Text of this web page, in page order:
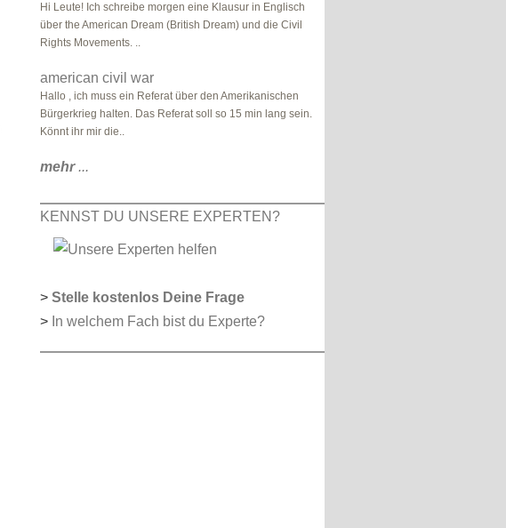
Hi Leute! Ich schreibe morgen eine Klausur in Englisch
über the American Dream (British Dream) und die Civil
Rights Movements. ..
american civil war
Hallo , ich muss ein Referat über den Amerikanischen
Bürgerkrieg halten. Das Referat soll so 15 min lang sein.
Könnt ihr mir die..
mehr...
KENNST DU UNSERE EXPERTEN?
> Stelle kostenlos Deine Frage
> In welchem Fach bist du Experte?